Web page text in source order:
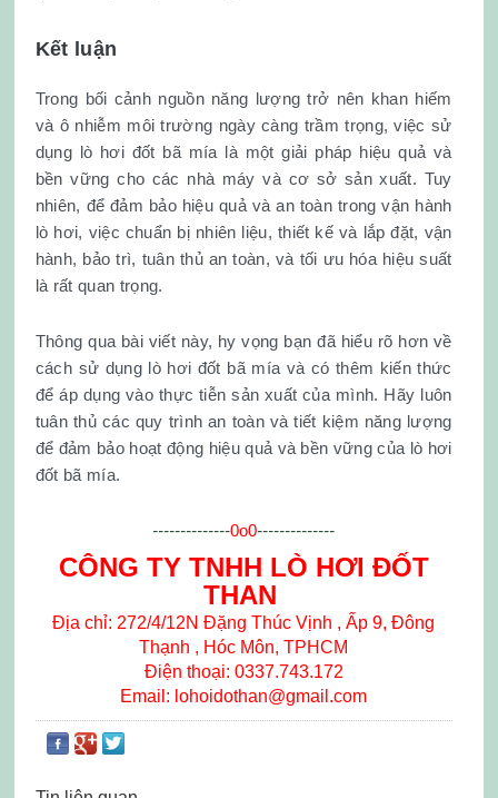
Kết luận
Trong bối cảnh nguồn năng lượng trở nên khan hiếm
và ô nhiễm môi trường ngày càng trầm trọng, việc sử
dụng lò hơi đốt bã mía là một giải pháp hiệu quả và
bền vững cho các nhà máy và cơ sở sản xuất. Tuy
nhiên, để đảm bảo hiệu quả và an toàn trong vận hành
lò hơi, việc chuẩn bị nhiên liệu, thiết kế và lắp đặt, vận
hành, bảo trì, tuân thủ an toàn, và tối ưu hóa hiệu suất
là rất quan trọng.
Thông qua bài viết này, hy vọng bạn đã hiểu rõ hơn về
cách sử dụng lò hơi đốt bã mía và có thêm kiến thức
để áp dụng vào thực tiễn sản xuất của mình. Hãy luôn
tuân thủ các quy trình an toàn và tiết kiệm năng lượng
để đảm bảo hoạt động hiệu quả và bền vững của lò hơi
đốt bã mía.
--------------0o0--------------
CÔNG TY TNHH LÒ HƠI ĐỐT
THAN
Địa chỉ: 272/4/12N Đặng Thúc Vịnh , Ấp 9, Đông
Thạnh , Hóc Môn, TPHCM
Điện thoại: 0337.743.172
Email: lohoidothan@gmail.com